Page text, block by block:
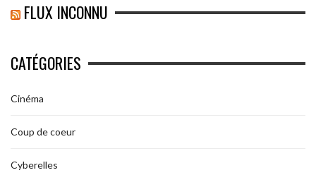
FLUX INCONNU
CATÉGORIES
Cinéma
Coup de coeur
Cyberelles